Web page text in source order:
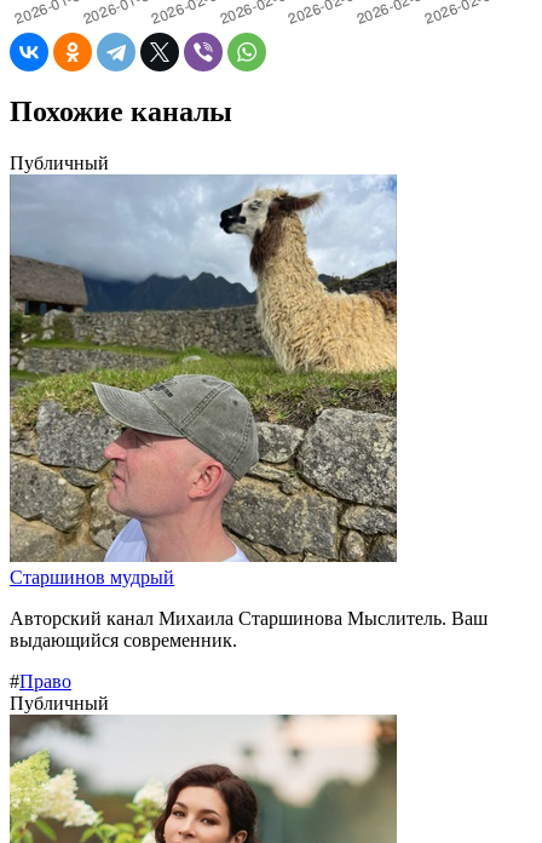
Похожие каналы
Публичный
Старшинов мудрый
Авторский канал Михаила Старшинова Мыслитель. Ваш
выдающийся современник.
#Право
Публичный